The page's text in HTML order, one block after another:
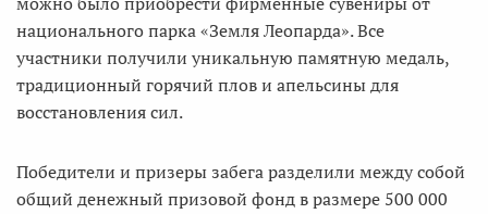
национального парка «Земля Леопарда». Все
участники получили уникальную памятную медаль,
традиционный горячий плов и апельсины для
восстановления сил.
Победители и призеры забега разделили между собой
общий денежный призовой фонд в размере 500 000